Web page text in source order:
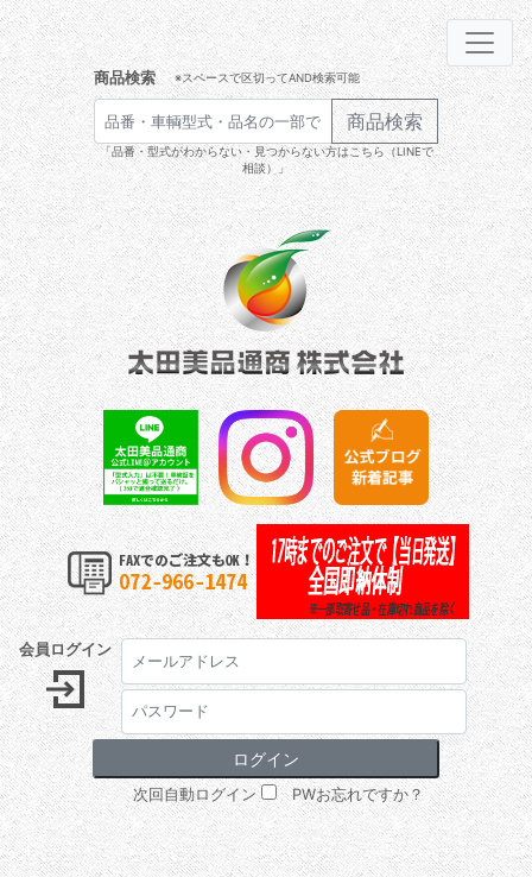
商品検索 ※スペースで区切ってAND検索可能
商品検索
「品番・型式がわからない・見つからない方はこちら（LINEで
相談）」
会員ログイン
次回自動ログイン PWお忘れですか？